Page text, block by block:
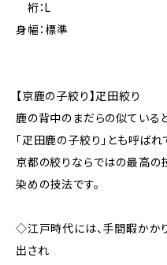
裄：L
身幅：標準
【京鹿の子絞り】疋田絞り
鹿の背中のまだらの似ている
「疋田鹿の子絞り」とも呼ばれ
京都の絞りならではの最高の
染めの技法です。
◇江戸時代には、手間暇かか
出され